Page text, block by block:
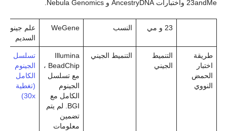
23andMe واختبارات AncestryDNA و Nebula Genomics.
23 و مي النسب WeGene
علم جينوم
السديم
طريقة
اختبار
الحمض
النووي
التنميط
الجيني
التنميط الجيني
Illumina
BeadChip ،
مع تسلسل
الجينوم
الكامل مع
BGI. لم يتم
تضمين
معلومات
تسلسل
الجينوم
الكامل
(تغطية
30x)